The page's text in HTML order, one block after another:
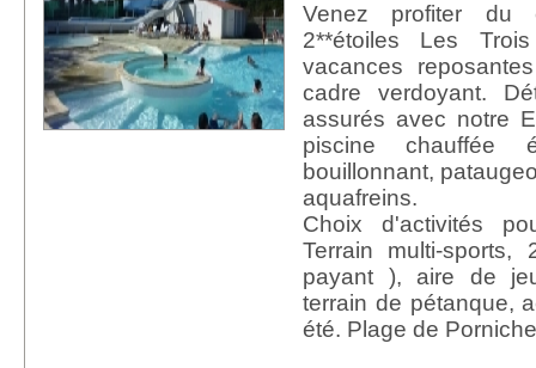
Venez profiter du
2**étoiles Les
vacances
cadre verdoyant.
assurés avec notre
piscine chauffée
bouillonnant,
aquafreins.
Choix d'activités
Terrain multi-
payant ), aire de
terrain de pétanque,
été. Plage de